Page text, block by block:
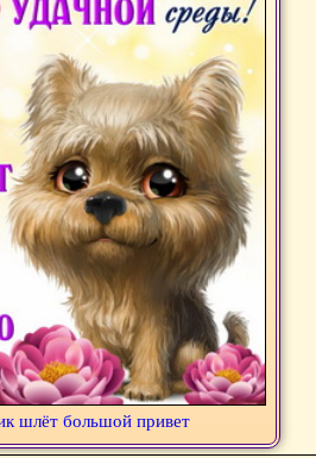
шлёт большой привет